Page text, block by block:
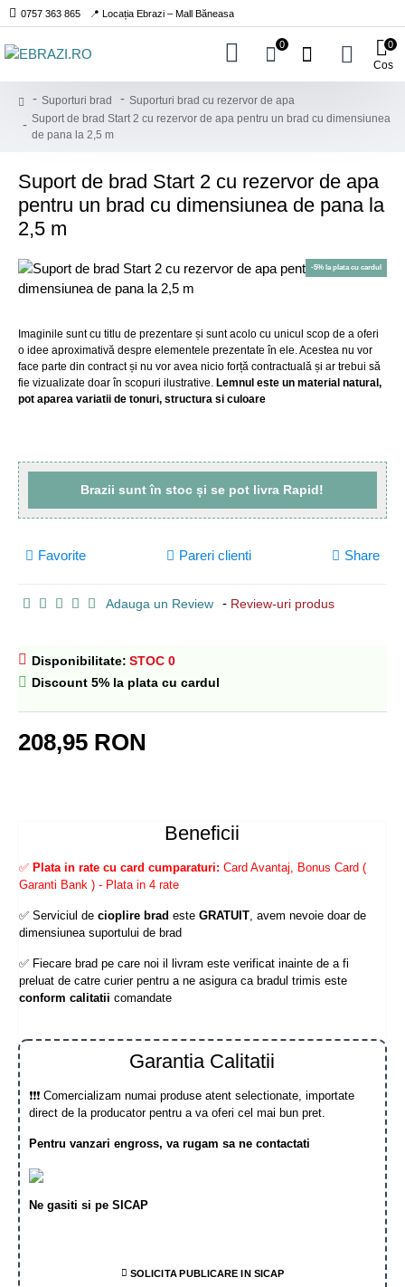
0757 363 865 📍 Locația Ebrazi – Mall Băneasa
0
Cos
0
Suporturi brad
Suporturi brad cu rezervor de apa
Suport de brad Start 2 cu rezervor de apa pentru un brad cu dimensiunea
de pana la 2,5 m
Suport de brad Start 2 cu rezervor de apa
pentru un brad cu dimensiunea de pana la
2,5 m
-5% la plata cu cardul
Imaginile sunt cu titlu de prezentare și sunt acolo cu unicul scop de a oferi
o idee aproximativă despre elementele prezentate în ele. Acestea nu vor
face parte din contract și nu vor avea nicio forță contractuală și ar trebui să
fie vizualizate doar în scopuri ilustrative. Lemnul este un material natural,
pot aparea variatii de tonuri, structura si culoare
Brazii suntîn stoc și se pot livra Rapid!
Adauga un Review - Review-uri produs
Favorite Pareri clienti Share
208,95 RON
Disponibilitate: STOC 0
Discount 5% la plata cu cardul
Beneficii
✅ Plata in rate cu card cumparaturi: Card Avantaj, Bonus Card (
Garanti Bank ) - Plata in 4 rate
✅ Serviciul de cioplire brad este GRATUIT, avem nevoie doar de
dimensiunea suportului de brad
✅ Fiecare brad pe care noi il livram este verificat inainte de a fi
preluat de catre curier pentru a ne asigura ca bradul trimis este
conform calitatii comandate
Garantia Calitatii
❗❗❗ Comercializam numai produse atent selectionate, importate
direct de la producator pentru a va oferi cel mai bun pret.
Pentru vanzari engross, va rugam sa ne contactati
Ne gasiti si pe SICAP
SOLICITA PUBLICARE IN SICAP